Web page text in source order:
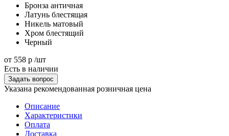
Бронза античная
Латунь блестящая
Никель матовый
Хром блестящий
Черный
от 558 р /шт
Есть в наличии
Задать вопрос
Указана рекомендованная розничная цена
Описание
Характеристики
Оплата
Доставка